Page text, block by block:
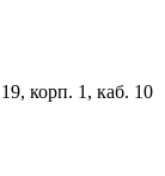
корп. 1, каб. 10